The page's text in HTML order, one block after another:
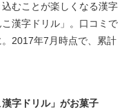
むことが楽しくなる漢字
漢字ドリル」。口コミで
2017年7月時点で、累計
字ドリル」がお菓子